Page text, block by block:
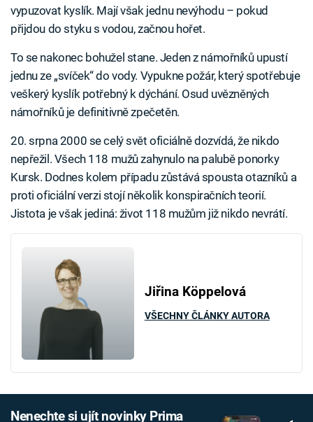
vypuzovat kyslík. Mají však jednu nevýhodu – pokud
přijdou do styku s vodou, začnou hořet.
To se nakonec bohužel stane. Jeden z námořníků upustí
jednu ze „svíček“ do vody. Vypukne požár, který spotřebuje
veškerý kyslík potřebný k dýchání. Osud uvězněných
námořníků je definitivně zpečetěn.
20. srpna 2000 se celý svět oficiálně dozvídá, že nikdo
nepřežil. Všech 118 mužů zahynulo na palubě ponorky
Kursk. Dodnes kolem případu zůstává spousta otazníků a
proti oficiální verzi stojí několik konspiračních teorií.
Jistota je však jediná: život 118 mužům již nikdo nevrátí.
Jiřina Köppelová
VŠECHNY ČLÁNKY AUTORA
Nenechte si ujít novinky Prima